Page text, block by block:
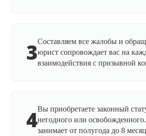
3Составляем все жалобы и
юрист сопровождает вас на
взаимодействия с призывной
4Вы приобретаете законный
негодного или
занимает от полугода до 8